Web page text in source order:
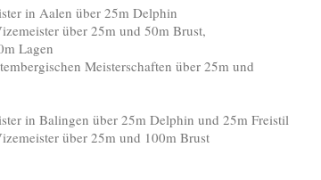
in Aalen über 25m Delphin
über 25m und 50m Brust,
Lagen
Meisterschaften über 25m und
in Balingen über 25m Delphin und 25m Freistil
über 25m und 100m Brust